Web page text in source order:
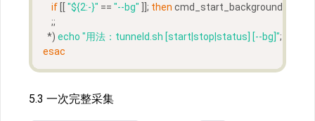
if [[ "${2:-}" == "--bg" ]]; then cmd_start_background;
    ;;
  *)
echo "用法：tunneld.sh [start|stop|status] [--bg]";
esac
5.3 一次完整采集